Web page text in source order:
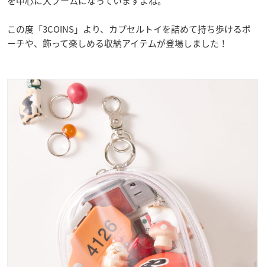
この度「3COINS」より、カプセルトイを詰めて持ち歩けるポ
ーチや、飾って楽しめる収納アイテムが登場しました！